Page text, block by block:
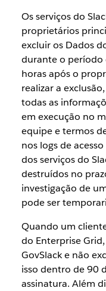
Os serviços do
proprietários
excluir os Dados
durante o período
horas após o
realizar a
todas as
em execução no
equipe e termos
nos logs de
dos serviços do
destruídos no
investigação de
pode ser
Quando um
do Enterprise
GovSlack e não
isso dentro de 90
assinatura. Além